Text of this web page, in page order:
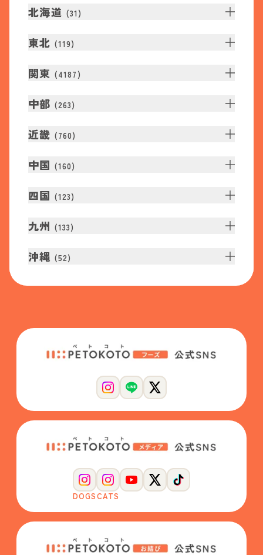
北海道 (31 )
東北 (119)
関東 (4187 )
中部 (263)
近畿 (760)
中国 (160)
四国 (123)
九州 (133)
沖縄 (52)
DOGSCATS